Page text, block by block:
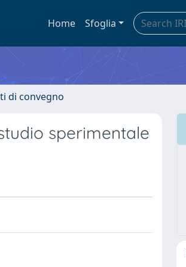
Home Sfoglia
di convegno
sperimentale